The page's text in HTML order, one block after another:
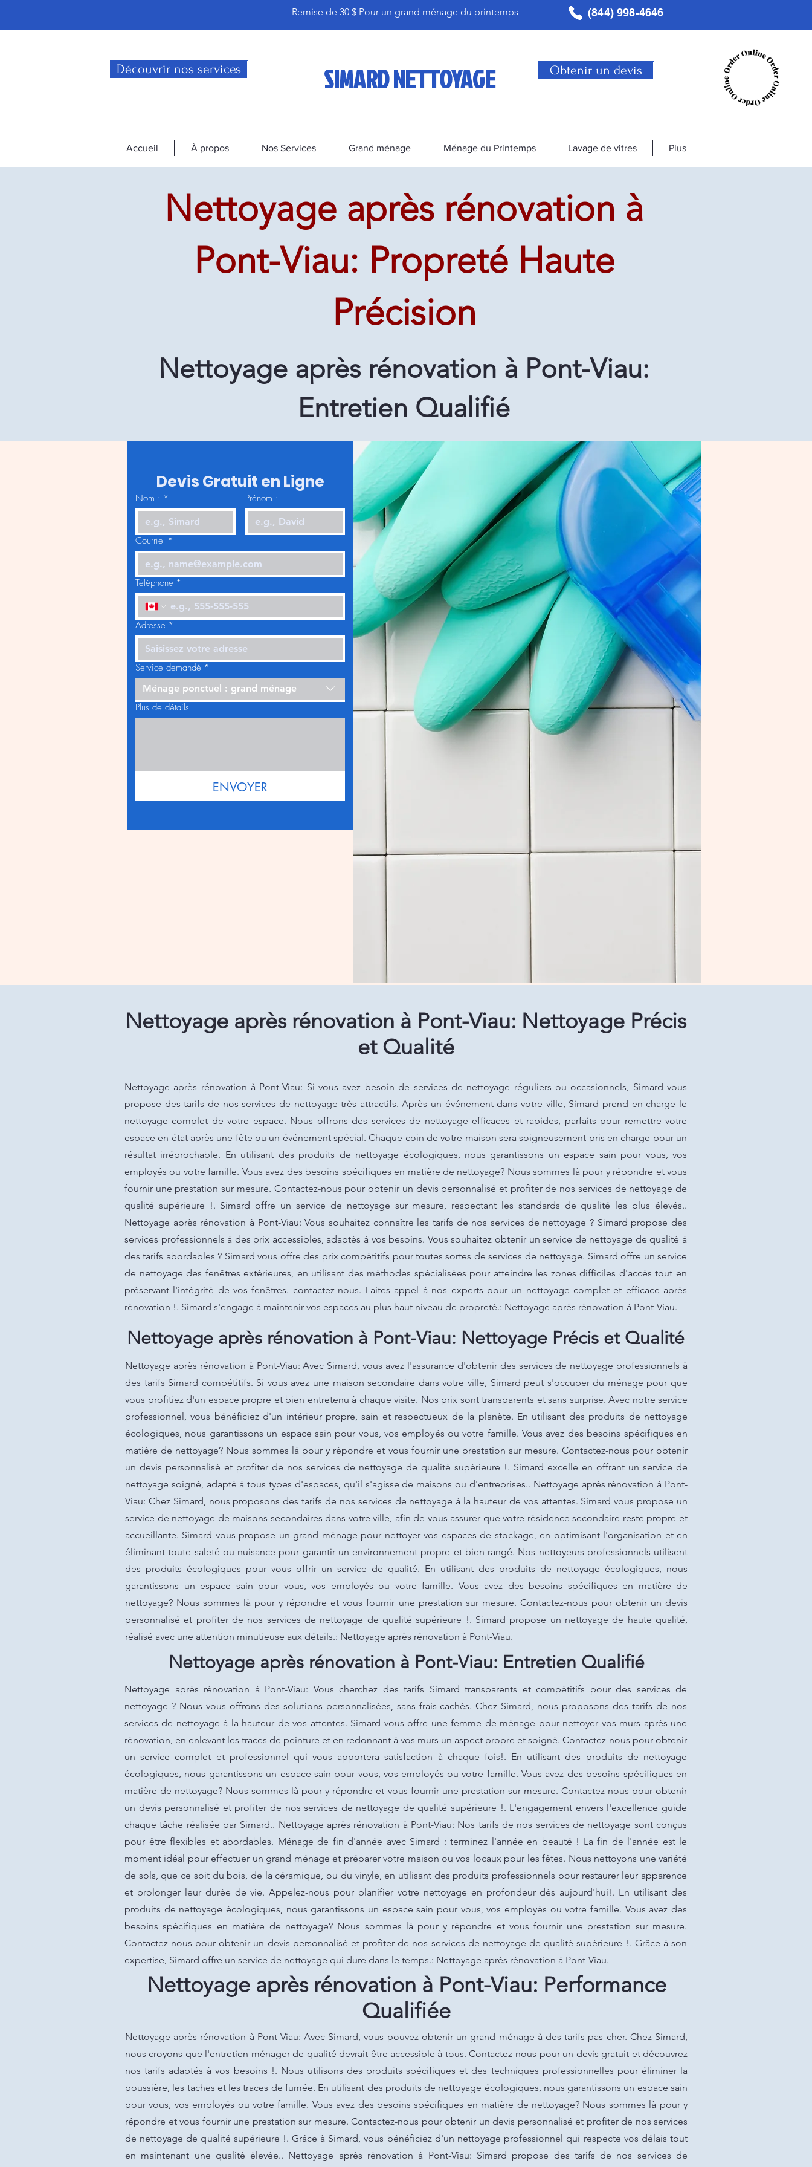
Remise de 30 $ Pour un grand ménage du printemps (844) 998-4646
Découvrir nos services SIMARD NETTOYAGE Obtenir un devis
Accueil À propos Nos Services Grand ménage Ménage du Printemps Lavage de vitres Plus
Nettoyage après rénovation à
Pont-Viau: Propreté Haute
Précision
Nettoyage après rénovation à Pont-Viau:
Entretien Qualifié
Devis Gratuit en Ligne
Nom : * Prénom :
Courriel *
Téléphone *
Adresse *
Service demandé *
Ménage ponctuel : grand ménage
Plus de détails
ENVOYER
Nettoyage après rénovation à Pont-Viau: Nettoyage Précis
et Qualité
Nettoyage après rénovation à Pont-Viau: Si vous avez besoin de services de nettoyage réguliers ou occasionnels, Simard vous
propose des tarifs de nos services de nettoyage très attractifs. Après un événement dans votre ville, Simard prend en charge le
nettoyage complet de votre espace. Nous offrons des services de nettoyage efficaces et rapides, parfaits pour remettre votre
espace en état après une fête ou un événement spécial. Chaque coin de votre maison sera soigneusement pris en charge pour un
résultat irréprochable. En utilisant des produits de nettoyage écologiques, nous garantissons un espace sain pour vous, vos
employés ou votre famille. Vous avez des besoins spécifiques en matière de nettoyage? Nous sommes là pour y répondre et vous
fournir une prestation sur mesure. Contactez-nous pour obtenir un devis personnalisé et profiter de nos services de nettoyage de
qualité supérieure !. Simard offre un service de nettoyage sur mesure, respectant les standards de qualité les plus élevés..
Nettoyage après rénovation à Pont-Viau: Vous souhaitez connaître les tarifs de nos services de nettoyage ? Simard propose des
services professionnels à des prix accessibles, adaptés à vos besoins. Vous souhaitez obtenir un service de nettoyage de qualité à
des tarifs abordables ? Simard vous offre des prix compétitifs pour toutes sortes de services de nettoyage. Simard offre un service
de nettoyage des fenêtres extérieures, en utilisant des méthodes spécialisées pour atteindre les zones difficiles d'accès tout en
préservant l'intégrité de vos fenêtres. contactez-nous. Faites appel à nos experts pour un nettoyage complet et efficace après
rénovation !. Simard s'engage à maintenir vos espaces au plus haut niveau de propreté.: Nettoyage après rénovation à Pont-Viau.
Nettoyage après rénovation à Pont-Viau: Nettoyage Précis et Qualité
Nettoyage après rénovation à Pont-Viau: Avec Simard, vous avez l'assurance d'obtenir des services de nettoyage professionnels à
des tarifs Simard compétitifs. Si vous avez une maison secondaire dans votre ville, Simard peut s'occuper du ménage pour que
vous profitiez d'un espace propre et bien entretenu à chaque visite. Nos prix sont transparents et sans surprise. Avec notre service
professionnel, vous bénéficiez d'un intérieur propre, sain et respectueux de la planète. En utilisant des produits de nettoyage
écologiques, nous garantissons un espace sain pour vous, vos employés ou votre famille. Vous avez des besoins spécifiques en
matière de nettoyage? Nous sommes là pour y répondre et vous fournir une prestation sur mesure. Contactez-nous pour obtenir
un devis personnalisé et profiter de nos services de nettoyage de qualité supérieure !. Simard excelle en offrant un service de
nettoyage soigné, adapté à tous types d'espaces, qu'il s'agisse de maisons ou d'entreprises.. Nettoyage après rénovation à Pont-
Viau: Chez Simard, nous proposons des tarifs de nos services de nettoyage à la hauteur de vos attentes. Simard vous propose un
service de nettoyage de maisons secondaires dans votre ville, afin de vous assurer que votre résidence secondaire reste propre et
accueillante. Simard vous propose un grand ménage pour nettoyer vos espaces de stockage, en optimisant l'organisation et en
éliminant toute saleté ou nuisance pour garantir un environnement propre et bien rangé. Nos nettoyeurs professionnels utilisent
des produits écologiques pour vous offrir un service de qualité. En utilisant des produits de nettoyage écologiques, nous
garantissons un espace sain pour vous, vos employés ou votre famille. Vous avez des besoins spécifiques en matière de
nettoyage? Nous sommes là pour y répondre et vous fournir une prestation sur mesure. Contactez-nous pour obtenir un devis
personnalisé et profiter de nos services de nettoyage de qualité supérieure !. Simard propose un nettoyage de haute qualité,
réalisé avec une attention minutieuse aux détails.: Nettoyage après rénovation à Pont-Viau.
Nettoyage après rénovation à Pont-Viau: Entretien Qualifié
Nettoyage après rénovation à Pont-Viau: Vous cherchez des tarifs Simard transparents et compétitifs pour des services de
nettoyage ? Nous vous offrons des solutions personnalisées, sans frais cachés. Chez Simard, nous proposons des tarifs de nos
services de nettoyage à la hauteur de vos attentes. Simard vous offre une femme de ménage pour nettoyer vos murs après une
rénovation, en enlevant les traces de peinture et en redonnant à vos murs un aspect propre et soigné. Contactez-nous pour obtenir
un service complet et professionnel qui vous apportera satisfaction à chaque fois!. En utilisant des produits de nettoyage
écologiques, nous garantissons un espace sain pour vous, vos employés ou votre famille. Vous avez des besoins spécifiques en
matière de nettoyage? Nous sommes là pour y répondre et vous fournir une prestation sur mesure. Contactez-nous pour obtenir
un devis personnalisé et profiter de nos services de nettoyage de qualité supérieure !. L'engagement envers l'excellence guide
chaque tâche réalisée par Simard.. Nettoyage après rénovation à Pont-Viau: Nos tarifs de nos services de nettoyage sont conçus
pour être flexibles et abordables. Ménage de fin d'année avec Simard : terminez l'année en beauté ! La fin de l'année est le
moment idéal pour effectuer un grand ménage et préparer votre maison ou vos locaux pour les fêtes. Nous nettoyons une variété
de sols, que ce soit du bois, de la céramique, ou du vinyle, en utilisant des produits professionnels pour restaurer leur apparence
et prolonger leur durée de vie. Appelez-nous pour planifier votre nettoyage en profondeur dès aujourd'hui!. En utilisant des
produits de nettoyage écologiques, nous garantissons un espace sain pour vous, vos employés ou votre famille. Vous avez des
besoins spécifiques en matière de nettoyage? Nous sommes là pour y répondre et vous fournir une prestation sur mesure.
Contactez-nous pour obtenir un devis personnalisé et profiter de nos services de nettoyage de qualité supérieure !. Grâce à son
expertise, Simard offre un service de nettoyage qui dure dans le temps.: Nettoyage après rénovation à Pont-Viau.
Nettoyage après rénovation à Pont-Viau: Performance
Qualifiée
Nettoyage après rénovation à Pont-Viau: Avec Simard, vous pouvez obtenir un grand ménage à des tarifs pas cher. Chez Simard,
nous croyons que l'entretien ménager de qualité devrait être accessible à tous. Contactez-nous pour un devis gratuit et découvrez
nos tarifs adaptés à vos besoins !. Nous utilisons des produits spécifiques et des techniques professionnelles pour éliminer la
poussière, les taches et les traces de fumée. En utilisant des produits de nettoyage écologiques, nous garantissons un espace sain
pour vous, vos employés ou votre famille. Vous avez des besoins spécifiques en matière de nettoyage? Nous sommes là pour y
répondre et vous fournir une prestation sur mesure. Contactez-nous pour obtenir un devis personnalisé et profiter de nos services
de nettoyage de qualité supérieure !. Grâce à Simard, vous bénéficiez d'un nettoyage professionnel qui respecte vos délais tout
en maintenant une qualité élevée.. Nettoyage après rénovation à Pont-Viau: Simard propose des tarifs de nos services de